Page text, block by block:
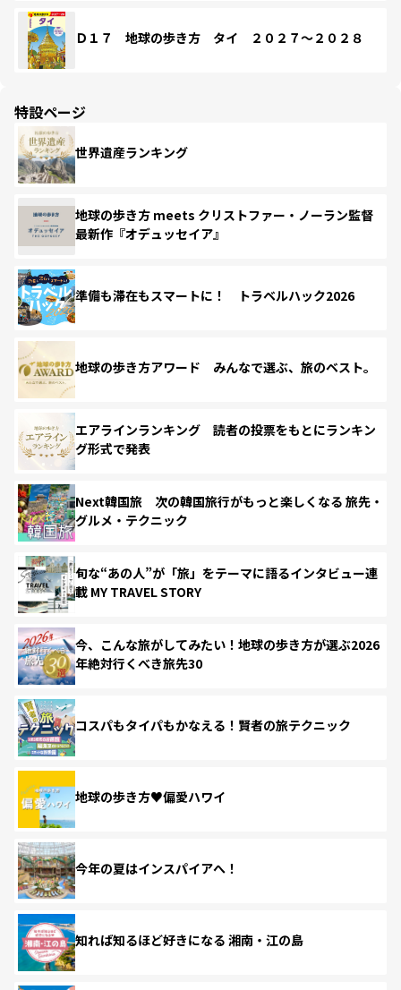
Ｄ１７ 地球の歩き方 タイ ２０２７～２０２８
特設ページ
世界遺産ランキング
地球の歩き方 meets クリストファー・ノーラン監督
最新作『オデュッセイア』
準備も滞在もスマートに！ トラベルハック2026
地球の歩き方アワード みんなで選ぶ、旅のベスト。
エアラインランキング 読者の投票をもとにランキン
グ形式で発表
Next韓国旅 次の韓国旅行がもっと楽しくなる 旅先・
グルメ・テクニック
旬な“あの人”が「旅」をテーマに語るインタビュー連
載 MY TRAVEL STORY
今、こんな旅がしてみたい！地球の歩き方が選ぶ2026
年絶対行くべき旅先30
コスパもタイパもかなえる！賢者の旅テクニック
地球の歩き方♥偏愛ハワイ
今年の夏はインスパイアへ！
知れば知るほど好きになる 湘南・江の島